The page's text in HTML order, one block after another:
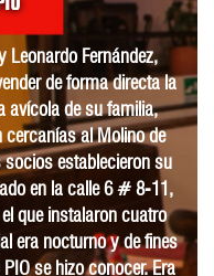
Leonardo Fernández,
de forma directa la
avícola de su familia,
cercanías al Molino de
establecieron su
en la calle 6 # 8-11,
que instalaron cuatro
era nocturno y de fines
se hizo conocer. Era